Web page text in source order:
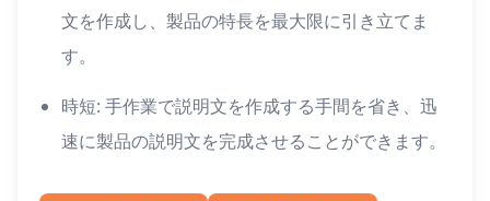
文を作成し、製品の特長を最大限に引き立てま
す。
時短: 手作業で説明文を作成する手間を省き、迅
速に製品の説明文を完成させることができます。